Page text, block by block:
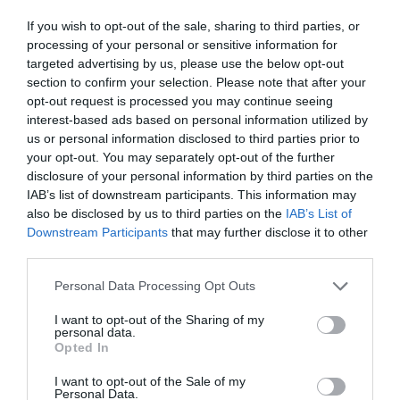
If you wish to opt-out of the sale, sharing to third parties, or
processing of your personal or sensitive information for
targeted advertising by us, please use the below opt-out
section to confirm your selection. Please note that after your
opt-out request is processed you may continue seeing
interest-based ads based on personal information utilized by
us or personal information disclosed to third parties prior to
your opt-out. You may separately opt-out of the further
disclosure of your personal information by third parties on the
IAB’s list of downstream participants. This information may
also be disclosed by us to third parties on the IAB’s List of
Downstream Participants that may further disclose it to other
Personal Data Processing Opt Outs
I want to opt-out of the Sharing of my
personal data.
Opted In
I want to opt-out of the Sale of my
Personal Data.
SUCESOS
Dieciséis robos en casetas de campo
terminan con un detenido en la Baronía
JUDIT JULIAN MEDINA 06/07/2026
SUCESOS
Desarticulada una red de tráfico de
drogas en el Camp de Morvedre con doce
detenidos
EVA BELTRAN 05/07/2026
SAGUNTO
El Pleno de Sagunto aprueba proteger a
los vecinos de Baladre frente a los
impagos del Pla de Barris
El paro baja en Camp de Morvedre en
junio pese al aumento de la población